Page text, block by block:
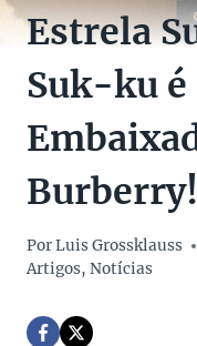
Estrela
Suk-ku é
Burberry!
PorLuis Grossklauss
Artigos, Notícias